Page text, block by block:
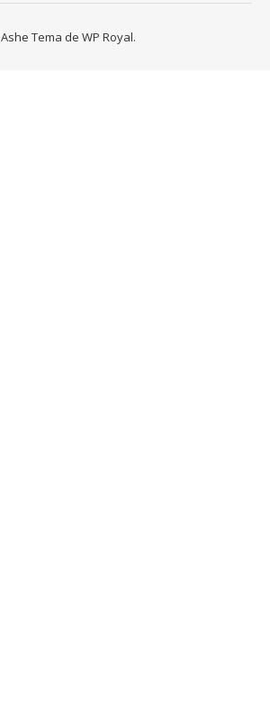
Ashe Tema de WP Royal.